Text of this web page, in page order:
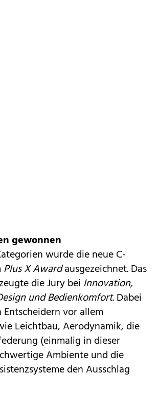
gewonnen
wurde die neue C-
Plus X Awardausgezeichnet. Das
die Jury bei Innovation,
und Bedienkomfort. Dabei
vor allem
Leichtbau, Aerodynamik, die
(einmalig in dieser
Ambiente und die
den Ausschlag